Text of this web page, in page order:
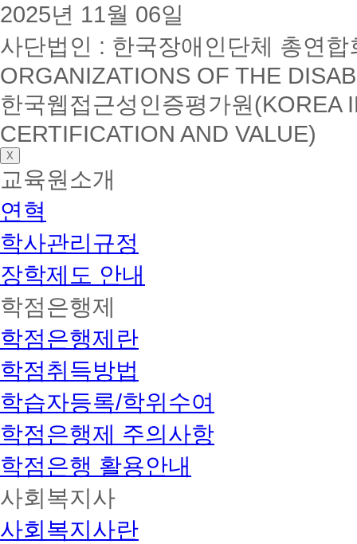
2025년 11월 06일
사단법인 : 한국장애인단체 총연
ORGANIZATIONS OF THE
한국웹접근성인증평가원(KOREA
CERTIFICATION AND VALUE)
X
교육원소개
연혁
학사관리규정
장학제도 안내
학점은행제
학점은행제란
학점취득방법
학습자등록/학위수여
학점은행제 주의사항
학점은행 활용안내
사회복지사
사회복지사란